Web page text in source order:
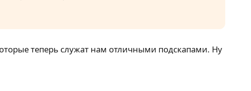
теперь служат нам отличными подскапами. Ну